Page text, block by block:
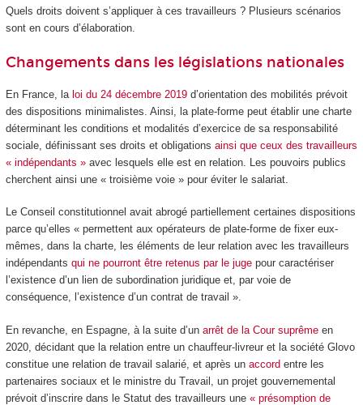
Quels droits doivent s’appliquer à ces travailleurs ? Plusieurs scénarios
sont en cours d’élaboration.
Changements dans les législations nationales
En France, la loi du 24 décembre 2019d’orientation des mobilités prévoit
des dispositions minimalistes. Ainsi, la plate-forme peut établir une charte
déterminant les conditions et modalités d’exercice de sa responsabilité
sociale, définissant ses droits et obligations ainsi que ceux des travailleurs
« indépendants »avec lesquels elle est en relation. Les pouvoirs publics
cherchent ainsi une « troisième voie » pour éviter le salariat.
Le Conseil constitutionnel avait abrogé partiellement certaines dispositions
parce qu’elles « permettent aux opérateurs de plate-forme de fixer eux-
mêmes, dans la charte, les éléments de leur relation avec les travailleurs
indépendants qui ne pourront être retenus par le jugepour caractériser
l’existence d’un lien de subordination juridique et, par voie de
conséquence, l’existence d’un contrat de travail ».
En revanche, en Espagne, à la suite d’un arrêt de la Cour suprêmeen
2020, décidant que la relation entre un chauffeur-livreur et la société Glovo
constitue une relation de travail salarié, et après un accord entre les
partenaires sociaux et le ministre du Travail, un projet gouvernemental
prévoit d’inscrire dans le Statut des travailleurs une « présomption de